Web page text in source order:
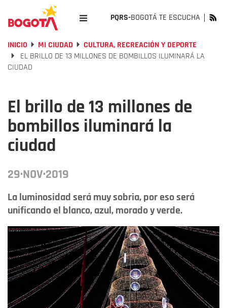
PQRS-BOGOTÁ TE ESCUCHA
INICIO MI CIUDAD
CULTURA, RECREACIÓN Y DEPORTE
EL BRILLO DE 13 MILLONES DE BOMBILLOS ILUMINARÁ LA
CIUDAD
El brillo de 13 millones de
bombillos iluminará la
ciudad
29·NOV·2019
La luminosidad será muy sobria, por eso será
unificando el blanco, azul, morado y verde.